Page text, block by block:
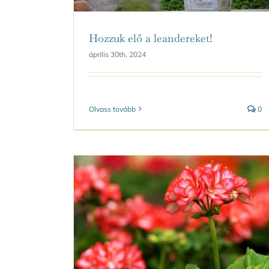
Hozzuk elő a leandereket!
április 30th, 2024
Olvass tovább 0